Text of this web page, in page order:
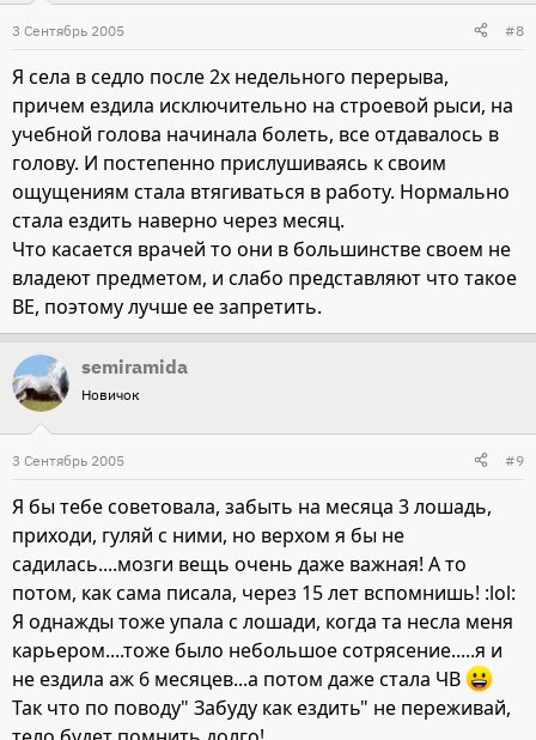
3 Сентябрь 2005 #8
Я села в седло после 2х недельного перерыва,
причем ездила исключительно на строевой рыси, на
учебной голова начинала болеть, все отдавалось в
голову. И постепенно прислушиваясь к своим
ощущениям стала втягиваться в работу. Нормально
стала ездить наверно через месяц.
Что касается врачей то они в большинстве своем не
владеют предметом, и слабо представляют что такое
ВЕ, поэтому лучше ее запретить.
semiramida
Новичок
3 Сентябрь 2005 #9
Я бы тебе советовала, забыть на месяца 3 лошадь,
приходи, гуляй с ними, но верхом я бы не
садилась....мозги вещь очень даже важная! А то
потом, как сама писала, через 15 лет вспомнишь! :lol:
Я однажды тоже упала с лошади, когда та несла меня
карьером....тоже было небольшое сотрясение.....я и
не ездила аж 6 месяцев...а потом даже стала ЧВ
Так что по поводу" Забуду как ездить" не переживай,